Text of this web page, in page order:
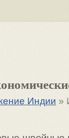
Индии »